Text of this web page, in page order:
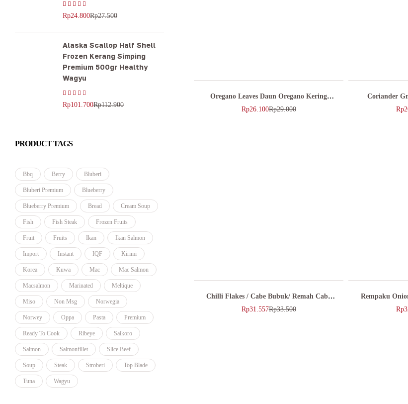
Oregano Leaves Daun Oregano Kering
25Gr
Rp29.000
Rp26.100
Coriander
Rp
Chilli Flakes / Cabe Bubuk/ Remah Cabe
45gr
Rp33.500
Rp31.557
Rempaku
Rp
Rp27.500
Rp24.800
Alaska Scallop Half Shell
Frozen Kerang Simping
Premium 500gr Healthy
Wagyu
Rp112.900
Rp101.700
PRODUCT TAGS
Bbq Berry Bluberi
Bluberi Premium Blueberry
Blueberry Premium Bread Cream Soup
Fish Fish Steak Frozen Fruits
Fruit Fruits Ikan Ikan Salmon
Import Instant IQF Kirimi
Korea Kuwa Mac Mac Salmon
Macsalmon Marinated Meltique
Miso Non Msg Norwegia
Norwey Oppa Pasta Premium
Ready To Cook Ribeye Saikoro
Salmon Salmonfillet Slice Beef
Soup Steak Stroberi Top Blade
Tuna Wagyu